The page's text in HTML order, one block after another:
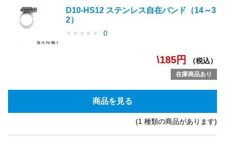
D10-HS12 ステンレス自在バンド（14～3
2）
★ ★ ★ ★ ★ 0
\185円 （税込）
在庫商品あり
商品を見る
(1 種類の商品があります)